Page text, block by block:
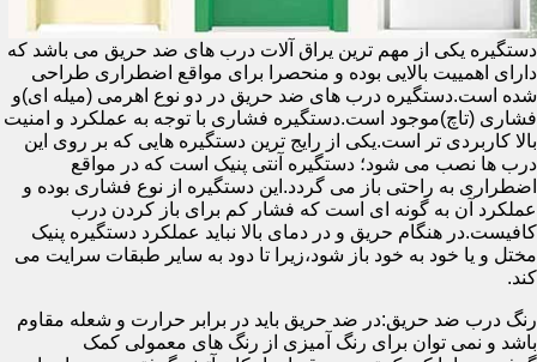
دستگیره یکی از مهم ترین یراق آلات درب های ضد حریق می باشد که
دارای اهمییت بالایی بوده و منحصرا برای مواقع اضطراری طراحی
شده است.دستگیره درب های ضد حریق در دو نوع اهرمی (میله ای)و
فشاری (تاچ)موجود است.دستگیره فشاری با توجه به عملکرد و امنیت
بالا کاربردی تر است.یکی از رایج ترین دستگیره هایی که بر روی این
درب ها نصب می شود؛ دستگیره آنتی پنیک است که در مواقع
اضطراری به راحتی باز می گردد.این دستگیره از نوع فشاری بوده و
عملکرد آن به گونه ای است که فشار کم برای باز کردن درب
کافیست.در هنگام حریق و در دمای بالا نباید عملکرد دستگیره پنیک
مختل و یا خود به خود باز شود،زیرا تا دود به سایر طبقات سرایت می
کند.
رنگ درب ضد حریق:در ضد حریق باید در برابر حرارت و شعله مقاوم
باشد و نمی توان برای رنگ آمیزی از رنگ های معمولی کمک